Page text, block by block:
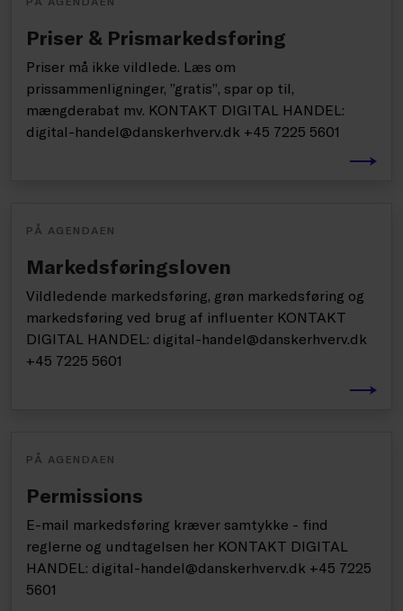
Priser & Prismarkedsføring
Priser må ikke vildlede. Læs om
prissammenligninger, ”gratis”, spar op til,
mængderabat mv. KONTAKT DIGITAL HANDEL:
digital-handel@danskerhverv.dk +45 7225 5601
PÅ AGENDAEN
Markedsføringsloven
Vildledende markedsføring, grøn markedsføring og
markedsføring ved brug af influenter KONTAKT
DIGITAL HANDEL: digital-handel@danskerhverv.dk
+45 7225 5601
PÅ AGENDAEN
Permissions
E-mail markedsføring kræver samtykke - find
reglerne og undtagelsen her KONTAKT DIGITAL
HANDEL: digital-handel@danskerhverv.dk +45 7225
5601